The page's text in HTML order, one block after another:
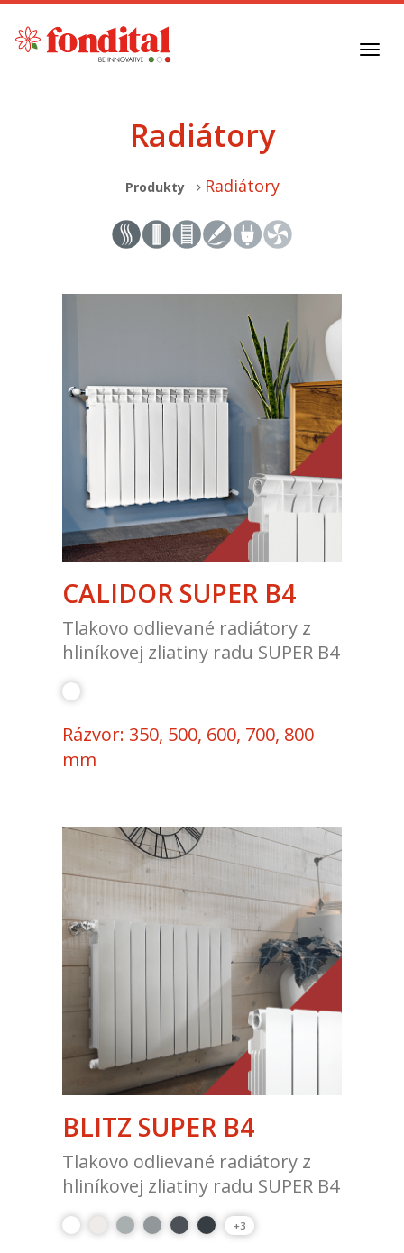
Radiátory
Produkty Radiátory
CALIDOR SUPER B4
Tlakovo odlievané radiátory z
hliníkovej zliatiny radu SUPER B4
Rázvor: 350, 500, 600, 700, 800
mm
BLITZ SUPER B4
Tlakovo odlievané radiátory z
hliníkovej zliatiny radu SUPER B4
+3